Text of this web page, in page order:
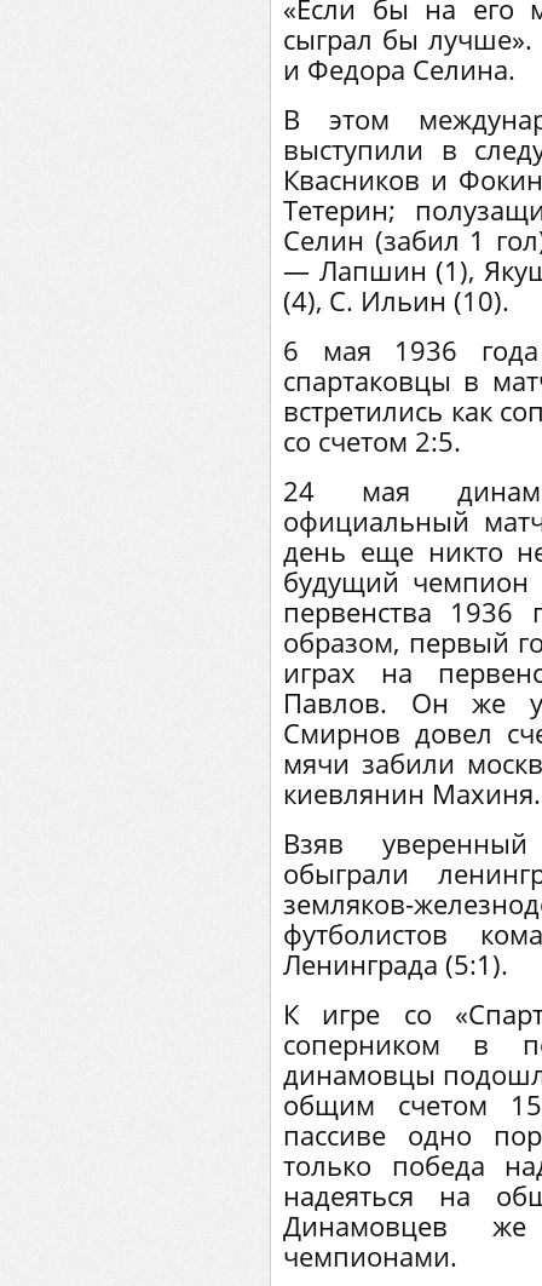
«Если бы на его
сыграл бы
и Федора Селина.
В этом
выступили в
Квасников и
Тетерин;
Селин (забил 1
— Лапшин (1),
(4), С. Ильин (10).
6 мая 1936
спартаковцы в
встретились как
со счетом 2:5.
24 мая
официальный
день еще никто
будущий чемпион
первенства
образом, первый
играх на
Павлов. Он же
Смирнов довел
мячи забили
киевлянин Махиня.
Взяв
обыграли
земляков-
футболистов
Ленинграда (5:1).
К игре со
соперником в
динамовцы
общим счетом
пассиве одно
только победа
надеяться на
Динамовцев
чемпионами.